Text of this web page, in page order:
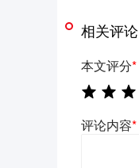
相关评论
本文评分*
评论内容*